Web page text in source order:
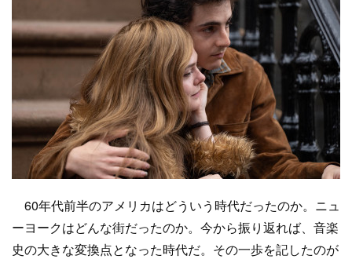
60年代前半のアメリカはどういう時代だったのか。ニュ
ーヨークはどんな街だったのか。今から振り返れば、音楽
史の大きな変換点となった時代だ。その一歩を記したのが